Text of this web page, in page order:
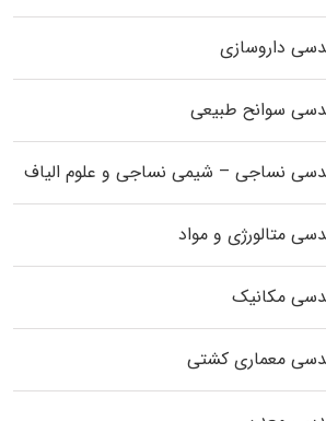
داروسازی
سوانح طبیعی
نساجی – شیمی نساجی و علوم الیاف
متالورژی و مواد
مکانیک
معماری کشتی